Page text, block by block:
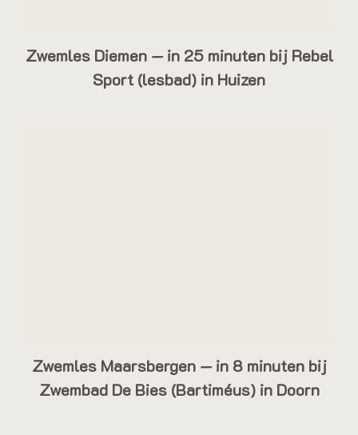
Zwemles Diemen — in 25 minuten bij Rebel
Sport (lesbad) in Huizen
Zwemles Maarsbergen — in 8 minuten bij
Zwembad De Bies (Bartiméus) in Doorn